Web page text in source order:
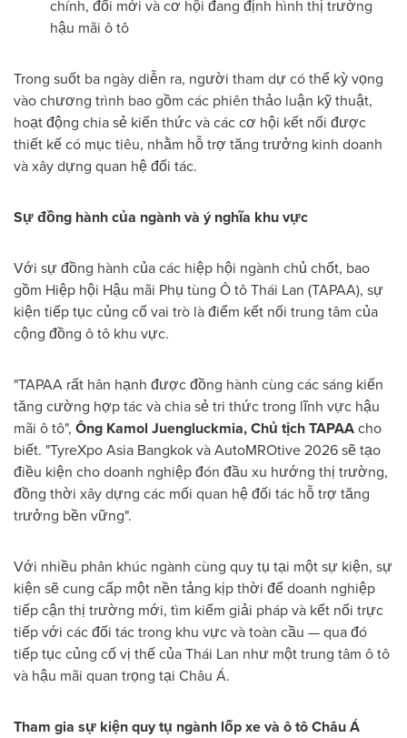
chính, đổi mới và cơ hội đang định hình thị trường
hậu mãi ô tô
Trong suốt ba ngày diễn ra, người tham dự có thể kỳ vọng
vào chương trình bao gồm các phiên thảo luận kỹ thuật,
hoạt động chia sẻ kiến thức và các cơ hội kết nối được
thiết kế có mục tiêu, nhằm hỗ trợ tăng trưởng kinh doanh
và xây dựng quan hệ đối tác.
Sự đồng hành của ngành và ý nghĩa khu vực
Với sự đồng hành của các hiệp hội ngành chủ chốt, bao
gồm Hiệp hội Hậu mãi Phụ tùng Ô tô Thái Lan (TAPAA), sự
kiện tiếp tục củng cố vai trò là điểm kết nối trung tâm của
cộng đồng ô tô khu vực.
"TAPAA rất hân hạnh được đồng hành cùng các sáng kiến
tăng cường hợp tác và chia sẻ tri thức trong lĩnh vực hậu
mãi ô tô", Ông Kamol Juengluckmia, Chủ tịch TAPAAcho
biết. "TyreXpo Asia Bangkok và AutoMROtive 2026 sẽ tạo
điều kiện cho doanh nghiệp đón đầu xu hướng thị trường,
đồng thời xây dựng các mối quan hệ đối tác hỗ trợ tăng
trưởng bền vững".
Với nhiều phân khúc ngành cùng quy tụ tại một sự kiện, sự
kiện sẽ cung cấp một nền tảng kịp thời để doanh nghiệp
tiếp cận thị trường mới, tìm kiếm giải pháp và kết nối trực
tiếp với các đối tác trong khu vực và toàn cầu — qua đó
tiếp tục củng cố vị thế của Thái Lan như một trung tâm ô tô
và hậu mãi quan trọng tại Châu Á.
Tham gia sự kiện quy tụ ngành lốp xe và ô tô Châu Á